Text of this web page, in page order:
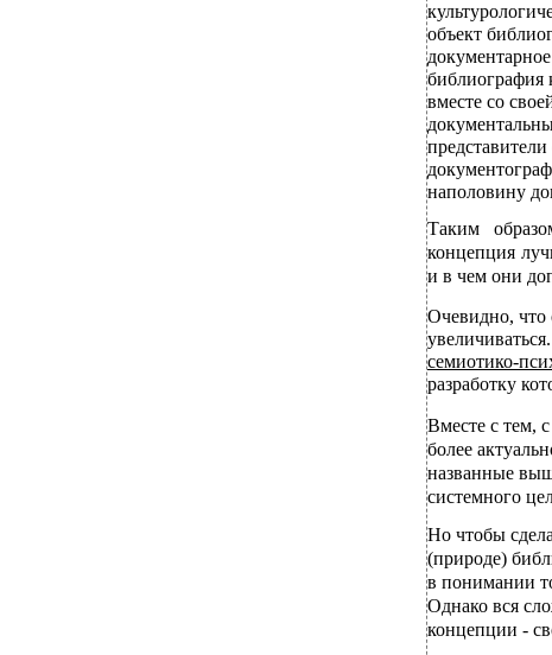
объект
библиография
вместе со
наполовину
Таким
концепция
и в чем они
Очевидно, что
семиотико-
разработку
Вместе с тем,
более
названные
системного
Но чтобы
(природе)
в понимании
Однако вся
концепции -